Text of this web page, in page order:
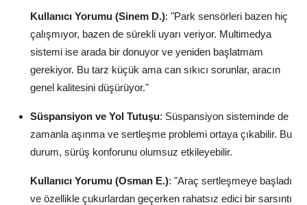
Kullanıcı Yorumu (Sinem D.): "Park sensörleri bazen hiç
çalışmıyor, bazen de sürekli uyarı veriyor. Multimedya
sistemi ise arada bir donuyor ve yeniden başlatmam
gerekiyor. Bu tarz küçük ama can sıkıcı sorunlar, aracın
genel kalitesini düşürüyor."
Süspansiyon ve Yol Tutuşu: Süspansiyon sisteminde de
zamanla aşınma ve sertleşme problemi ortaya çıkabilir. Bu
durum, sürüş konforunu olumsuz etkileyebilir.
Kullanıcı Yorumu (Osman E.): "Araç sertleşmeye başladı
ve özellikle çukurlardan geçerken rahatsız edici bir sarsıntı